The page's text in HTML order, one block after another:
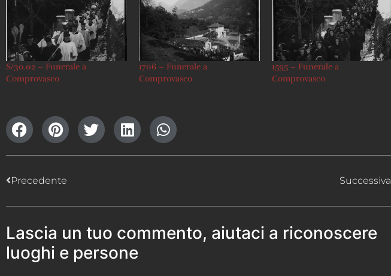
S/30.02 – Funerale a
Comprovasco
1706 – Funerale a
Comprovasco
1595 – Funerale a
Comprovasco
Precedente Successiva
Lascia un tuo commento, aiutaci a riconoscere
luoghi e persone